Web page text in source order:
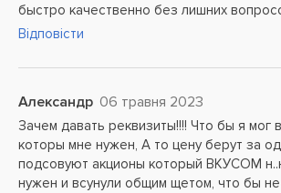
быстро качественно без лишних
Відповісти
Александр 06 травня 2023
Зачем давать реквизиты!!!! Что бы я мог
которы мне нужен, А то цену берут за
подсовуют акционы который ВКУСОМ
нужен и всунули общим щетом, что бы не